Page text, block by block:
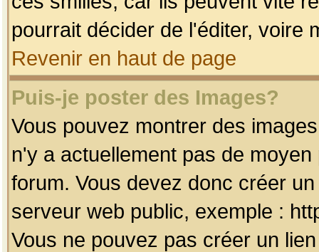
pourrait décider de l'éditer, voire
Revenir en haut de page
Puis-je poster des Images?
Vous pouvez montrer des
n'y a actuellement pas de
forum. Vous devez donc créer
serveur web public, exemple :
Vous ne pouvez pas créer un